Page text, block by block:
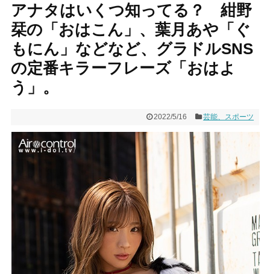
アナタはいくつ知ってる？ 紺野
栞の「おはこん」、葉月あや「ぐ
もにん」などなど、グラドルSNS
の定番キラーフレーズ「おはよ
う」。
2022/5/16 芸能、スポーツ